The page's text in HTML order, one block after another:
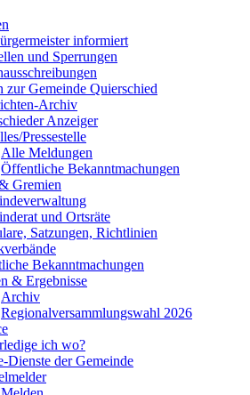
informiert
und Sperrungen
zur Gemeinde Quierschied
Archiv
Anzeiger
Pressestelle
Alle Meldungen
Öffentliche Bekanntmachungen
Gremien
und Ortsräte
Satzungen, Richtlinien
Bekanntmachungen
& Ergebnisse
Archiv
Regionalversammlungswahl 2026
ich wo?
Dienste der Gemeinde